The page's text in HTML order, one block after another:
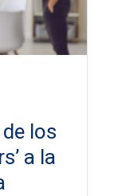
los
a la